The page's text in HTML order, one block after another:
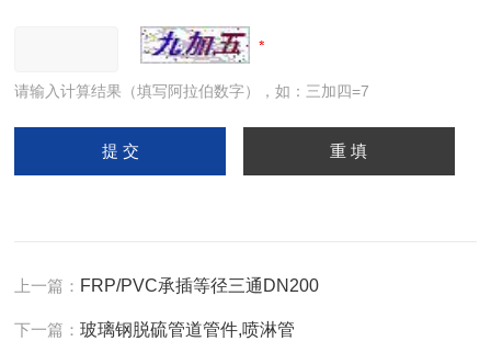
请输入计算结果（填写阿拉伯数字），如：三加四=7
上一篇： FRP/PVC承插等径三通DN200
下一篇：玻璃钢脱硫管道管件,喷淋管